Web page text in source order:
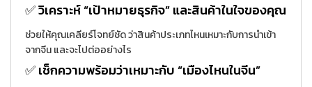
✅ วิเคราะห์ “เป้าหมายธุรกิจ” และสินค้าในใจของคุณ
ช่วยให้คุณเคลียร์โจทย์ชัด ว่าสินค้าประเภทไหนเหมาะกับการนำเข้า
จากจีน และจะไปต่ออย่างไร
✅ เช็กความพร้อมว่าเหมาะกับ “เมืองไหนในจีน”